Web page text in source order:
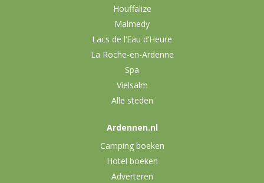
Houffalize
Malmedy
Lacs de l’Eau d’Heure
La Roche-en-Ardenne
Spa
Vielsalm
Alle steden
Ardennen.nl
Camping boeken
Hotel boeken
Adverteren